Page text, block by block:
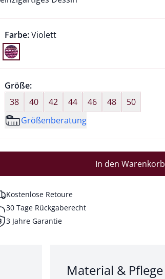
Farbauswahl:
Farbe:aktuell ausgewählt:
Violett
Farbe Violett ausgewählt
Größenauswahl:
Größe:nichts ausgewählt
38
40 42 44 46 48
50
Größenberatung
In den Warenkorb
Kostenlose Retoure
30 Tage Rückgaberecht
3 Jahre Garantie
Abschnitt 3 von 3:
Material & Pflege